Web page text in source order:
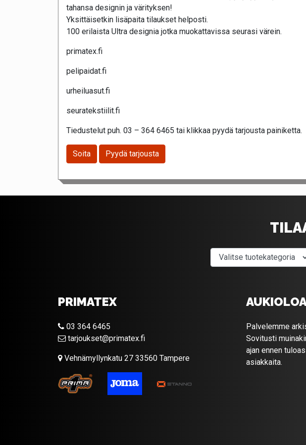
tahansa designin ja värityksen!
Yksittäisetkin lisäpaita tilaukset helposti.
100 erilaista Ultra designia jotka muokattavissa seurasi värein.
primatex.fi
pelipaidat.fi
urheiluasut.fi
seuratekstiilit.fi
Tiedustelut puh. 03 – 364 6465 tai klikkaa pyydä tarjousta painiketta.
Soita Pyydä tarjousta
Valitse
PRIMATEX
03 364 6465
tarjoukset@primatex.fi
Vehnämyllynkatu 27 33560 Tampere
Palvelemme
Sovitusti
ajan ennen
asiakkaita.